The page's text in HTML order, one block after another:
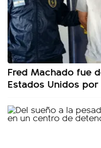
Fred Machado fue
Estados Unidos